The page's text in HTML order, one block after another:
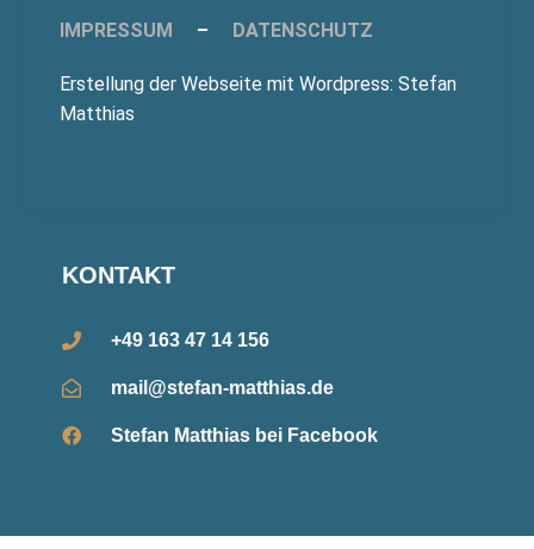
KONTAKT
+49 163 47 14 156
mail@stefan-matthias.de
Stefan Matthias bei Facebook
IMPRESSUM – DATENSCHUTZ
Erstellung der Webseite mit Wordpress: Stefan
Matthias